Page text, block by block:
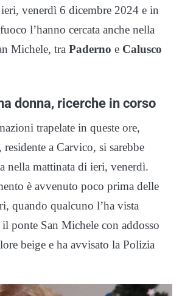
venerdì 6 dicembre 2024 e in
l’hanno cercata anche nella
Michele, tra Paderno e Calusco
donna, ricerche in corso
trapelate in queste ore,
, residente a Carvico, si sarebbe
nella mattinata di ieri, venerdì.
è avvenuto poco prima delle
quando qualcuno l’ha vista
ponte San Michele con addosso
beige e ha avvisato la Polizia